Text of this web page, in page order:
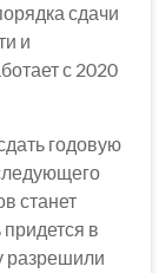
сдачи
и
с 2020
годовую
станет
в
разрешили